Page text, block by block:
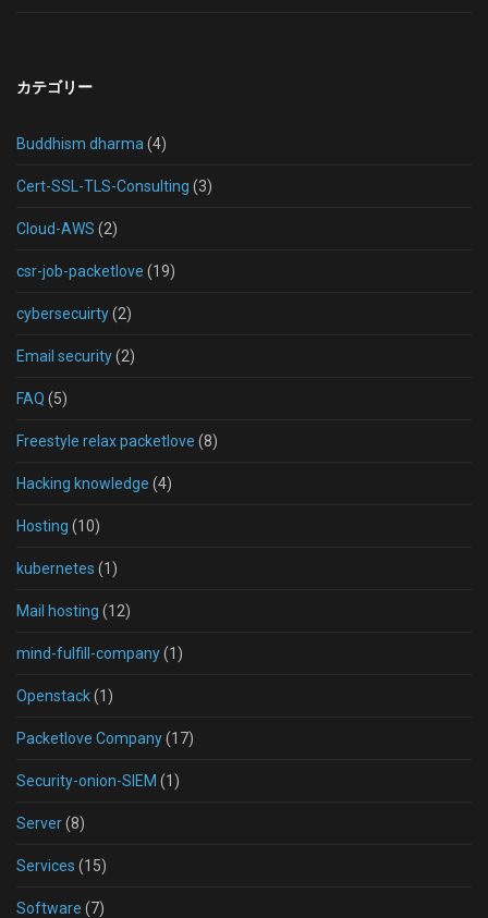
カテゴリー
Buddhism dharma (4)
Cert-SSL-TLS-Consulting (3)
Cloud-AWS (2)
csr-job-packetlove (19)
cybersecuirty(2)
Email security(2)
FAQ (5)
Freestyle relax packetlove (8)
Hacking knowledge (4)
Hosting (10)
kubernetes (1)
Mail hosting (12)
mind-fulfill-company(1)
Openstack(1)
Packetlove Company(17)
Security-onion-SIEM (1)
Server(8)
Services (15)
Software (7)